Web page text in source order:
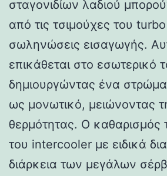
σταγονιδίων λαδιού
από τις τσιμούχες του turbo
σωληνώσεις εισαγωγής.
επικάθεται στο εσωτερικό
δημιουργώντας ένα στρώμα
ως μονωτικό, μειώνοντας
θερμότητας. Ο καθαρισμός
του intercooler με ειδικά
διάρκεια των μεγάλων